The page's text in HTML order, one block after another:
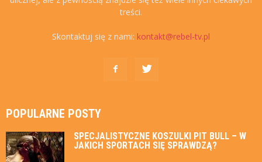
treści.
Skontaktuj się z nami: kontakt@rebel-tv.pl
POPULARNE POSTY
SPECJALISTYCZNE KOSZULKI PIT BULL – W
JAKICH SPORTACH SIĘ SPRAWDZĄ?